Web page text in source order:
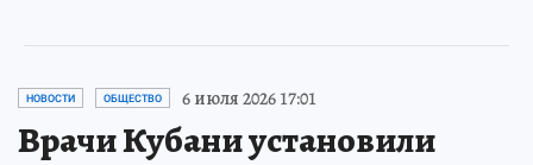
НОВОСТИ ОБЩЕСТВО 6 июля 2026 17:01
Врачи Кубани установили